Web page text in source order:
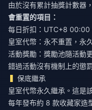
由於沒有累計抽獎計數器
會重置的項目：
每日折扣：UTC+8 00:00
皇室代幣：永不重置，永
活動獎勵：獎勵池隨活動
錯過活動沒有機制上的懲
保底繼承
皇室代幣永久繼承。這是
每年發布約 8 款收藏家造